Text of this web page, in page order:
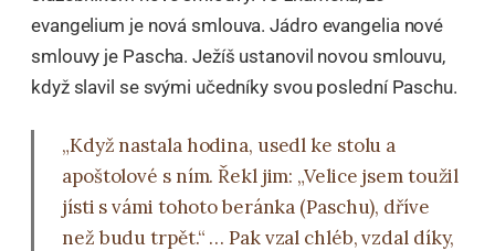
evangelium je nová smlouva. Jádro evangelia nové
smlouvy je Pascha. Ježíš ustanovil novou smlouvu,
když slavil se svými učedníky svou poslední Paschu.
„Když nastala hodina, usedl ke stolu a
apoštolové s ním. Řekl jim: „Velice jsem toužil
jísti s vámi tohoto beránka (Paschu), dříve
než budu trpět.“ … Pak vzal chléb, vzdal díky,